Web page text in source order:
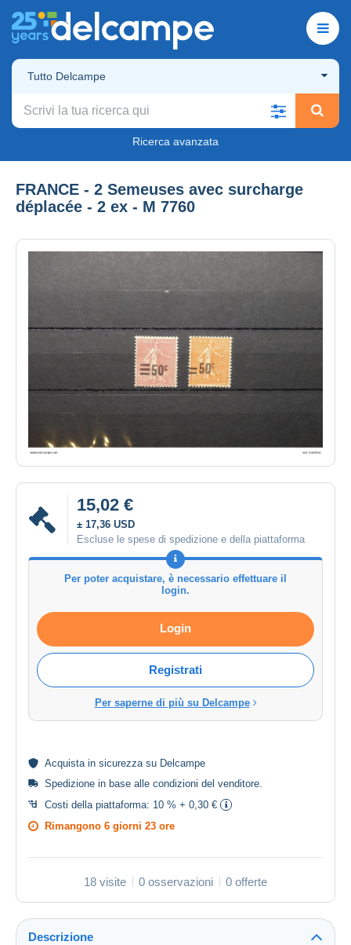
Tutto Delcampe
Ricerca avanzata
FRANCE - 2 Semeuses avec surcharge
déplacée - 2 ex - M 7760
15,02 €
± 17,36 USD
Escluse le spese di spedizione e della piattaforma
Per poter acquistare, è necessario effettuare il
login.
Login
Registrati
Per saperne di più su Delcampe
Acquista in sicurezza su Delcampe
Spedizione in base alle condizioni del venditore
Costi della piattaforma: 10 % + 0,30 €
Rimangono 6 giorni 23 ore
18 visite 0 osservazioni 0 offerte
Descrizione